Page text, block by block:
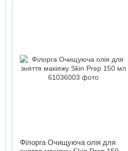
Філорга Очищуюча олія для